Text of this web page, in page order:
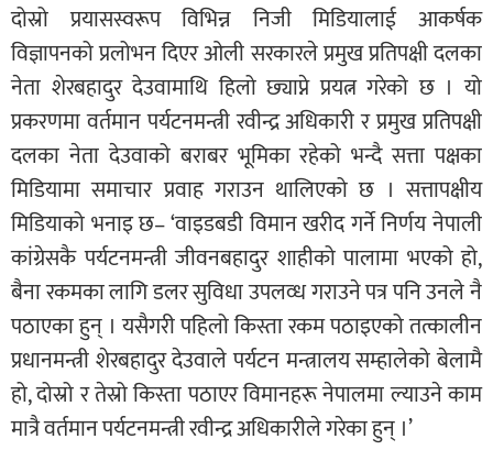
दोस्रो प्रयासस्वरूप विभिन्न निजी मिडियालाई आकर्षक
विज्ञापनको प्रलोभन दिएर ओली सरकारले प्रमुख प्रतिपक्षी दलका
नेता शेरबहादुर देउवामाथि हिलो छ्याप्ने प्रयत्न गरेको छ । यो
प्रकरणमा वर्तमान पर्यटनमन्त्री रवीन्द्र अधिकारी र प्रमुख प्रतिपक्षी
दलका नेता देउवाको बराबर भूमिका रहेको भन्दै सत्ता पक्षका
मिडियामा समाचार प्रवाह गराउन थालिएको छ । सत्तापक्षीय
मिडियाको भनाइ छ– ‘वाइडबडी विमान खरीद गर्ने निर्णय नेपाली
कांग्रेसकै पर्यटनमन्त्री जीवनबहादुर शाहीको पालामा भएको हो,
बैना रकमका लागि डलर सुविधा उपलव्ध गराउने पत्र पनि उनले नै
पठाएका हुन् । यसैगरी पहिलो किस्ता रकम पठाइएको तत्कालीन
प्रधानमन्त्री शेरबहादुर देउवाले पर्यटन मन्त्रालय सम्हालेको बेलामै
हो, दोस्रो र तेस्रो किस्ता पठाएर विमानहरू नेपालमा ल्याउने काम
मात्रै वर्तमान पर्यटनमन्त्री रवीन्द्र अधिकारीले गरेका हुन् ।’